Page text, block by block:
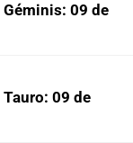
agosto de09 de
09 de